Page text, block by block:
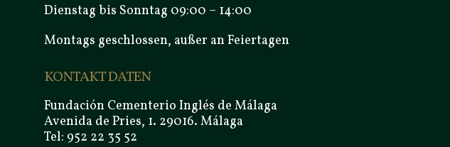
Dienstag bis Sonntag 09:00 – 14:00
Montags geschlossen, außer an Feiertagen
KONTAKT DATEN
Fundación Cementerio Inglés de Málaga
Avenida de Pries, 1. 29016. Málaga
Tel: 952 22 35 52